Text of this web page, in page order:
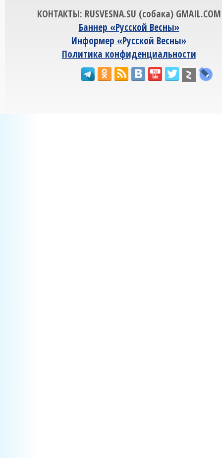
КОНТАКТЫ: RUSVESNA.SU (собака) GMAIL.COM
Баннер «Русской Весны»
Информер «Русской Весны»
Политика конфиденциальности